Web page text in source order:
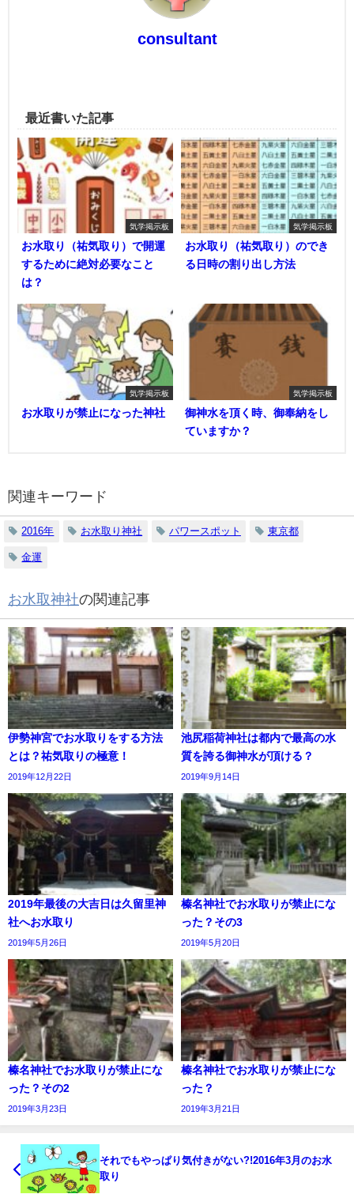
consultant
最近書いた記事
気学掲示板
お水取り（祐気取り）で開運
するために絶対必要なこと
は？
気学掲示板
お水取り（祐気取り）のでき
る日時の割り出し方法
気学掲示板
お水取りが禁止になった神社
気学掲示板
御神水を頂く時、御奉納をし
ていますか？
関連キーワード
2016年 お水取り神社 パワースポット 東京都
金運
お水取神社の関連記事
伊勢神宮でお水取りをする方法
とは？祐気取りの極意！
2019年12月22日
池尻稲荷神社は都内で最高の水
質を誇る御神水が頂ける？
2019年9月14日
2019年最後の大吉日は久留里神
社へお水取り
2019年5月26日
榛名神社でお水取りが禁止にな
った？その3
2019年5月20日
榛名神社でお水取りが禁止にな
った？その2
2019年3月23日
榛名神社でお水取りが禁止にな
った？
2019年3月21日
それでもやっぱり気付きがない?!2016年3月のお水
取り